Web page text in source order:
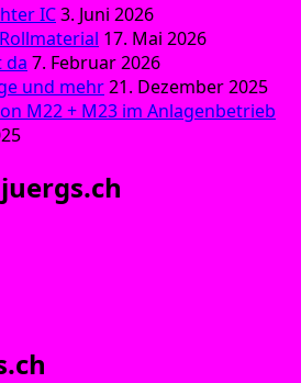
IC3. Juni 2026
17. Mai 2026
da 7. Februar 2026
und mehr21. Dezember 2025
M22 + M23 im Anlagenbetrieb